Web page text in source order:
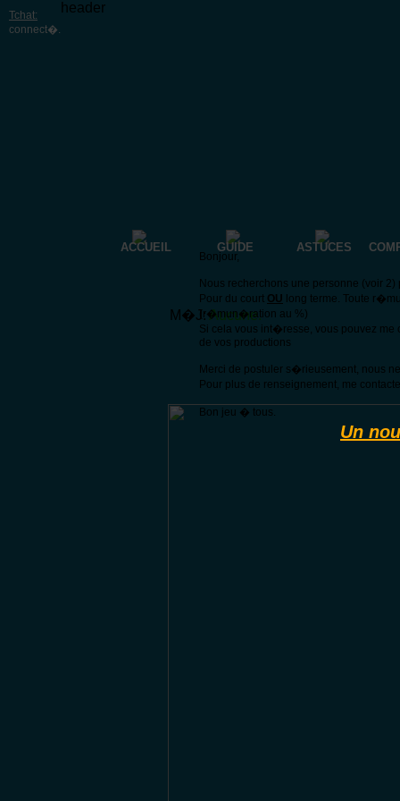
Tchat:
connect�.
header
ACCUEIL GUIDE ASTUCES
M�J:Aucune.
Bonjour,
Nous recherchons une personne (voir
Pour du court OU long terme. Toute
(r�mun�ration au %)
Si cela vous int�resse, vous pouvez
de vos productions
Merci de postuler s�rieusement, nous
Pour plus de renseignement, me
Bon jeu � tous.
Un